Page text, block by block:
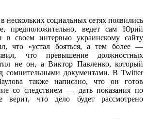
нескольких социальных сетях появились
предположительно, ведет сам Юрий
своем интервью украинскому сайту
что «устал бояться, а тем более —
что превышение должностных
не он, а Виктор Павленко, который
сомнительными документами. В Twitter
также написано, что он готов
со следствием — дать показания по
что дело будет рассмотрено